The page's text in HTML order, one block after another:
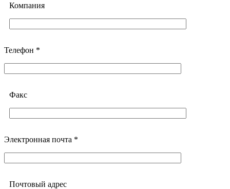
Компания
Телефон *
Факс
Электронная почта *
Почтовый адреc